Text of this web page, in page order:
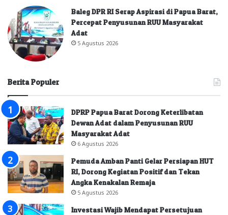
Baleg DPR RI Serap Aspirasi di Papua Barat,
Percepat Penyusunan RUU Masyarakat
Adat
5 Agustus 2026
Berita Populer
DPRP Papua Barat Dorong Keterlibatan
Dewan Adat dalam Penyusunan RUU
Masyarakat Adat
6 Agustus 2026
Pemuda Amban Panti Gelar Persiapan HUT
RI, Dorong Kegiatan Positif dan Tekan
Angka Kenakalan Remaja
5 Agustus 2026
Investasi Wajib Mendapat Persetujuan